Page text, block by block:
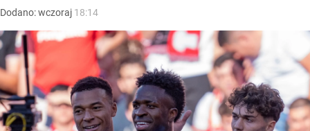
Dodano:wczoraj 18:14